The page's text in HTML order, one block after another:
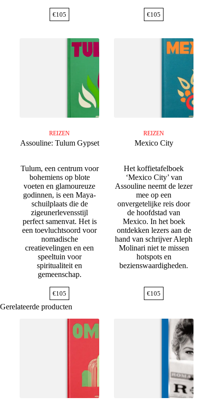
€105 €105
REIZEN
Assouline: Tulum Gypset
Tulum, een centrum voor
bohemiens op blote
voeten en glamoureuze
godinnen, is een Maya-
schuilplaats die de
zigeunerlevensstijl
perfect samenvat. Het is
een toevluchtsoord voor
nomadische
creatievelingen en een
speeltuin voor
spiritualiteit en
gemeenschap.
€105
REIZEN
Mexico City
Het koffietafelboek
‘Mexico City’ van
Assouline neemt de lezer
mee op een
onvergetelijke reis door
de hoofdstad van
Mexico. In het boek
ontdekken lezers aan de
hand van schrijver Aleph
Molinari niet te missen
hotspots en
bezienswaardigheden.
€105
Gerelateerde producten